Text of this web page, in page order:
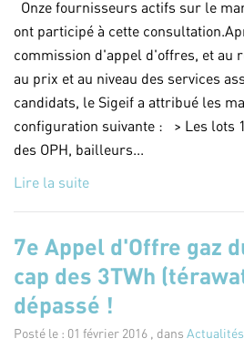
Onze fournisseurs actifs sur le
ont participé à cette
commission d'appel d'offres, et au
au prix et au niveau des services
candidats, le Sigeif a attribué les
configuration suivante : > Les lots
des OPH, bailleurs...
Lire la suite
7e Appel d'Offre gaz
cap des 3TWh
dépassé !
Posté le : 01 février 2016 , dans Actualités